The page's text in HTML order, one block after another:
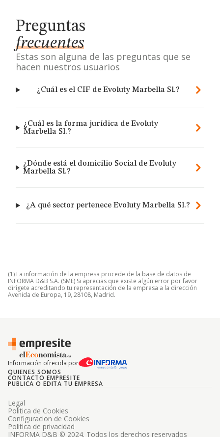
Preguntas
frecuentes
Estas son alguna de las preguntas que se
hacen nuestros usuarios
¿Cuál es el CIF de Evoluty Marbella Sl.?
¿Cuál es la forma jurídica de Evoluty
Marbella Sl.?
¿Dónde está el domicilio Social de Evoluty
Marbella Sl.?
¿A qué sector pertenece Evoluty Marbella Sl.?
(1) La información de la empresa procede de la base de datos de
INFORMA D&B S.A. (SME) Si aprecias que existe algún error por favor
dirígete acreditando tu representación de la empresa a la dirección
Avenida de Europa, 19, 28108, Madrid.
Información ofrecida por
QUIENES SOMOS
CONTACTO EMPRESITE
PUBLICA O EDITA TU EMPRESA
INFORMA D&B © 2024. Todos los derechos reservados
Legal
Politica de Cookies
Configuracion de Cookies
Politica de privacidad